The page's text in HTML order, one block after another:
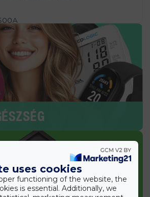
uses cookies
functioning of the website, the
is essential. Additionally, we